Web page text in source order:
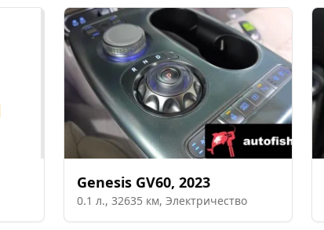
Genesis GV60, 2023
0.1 л., 32635 км, Электричество